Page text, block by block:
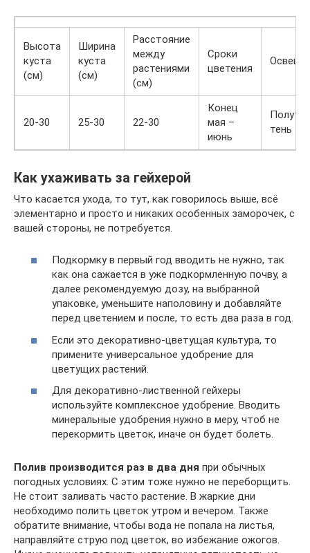
Высота
куста
(см)
Ширина
куста
(см)
Расстояние
между
растениями
(см)
Сроки
цветения
20-30 25-30 22-30
Конец
мая –
июнь
тень
Как ухаживать за гейхерой
Что касается ухода, то тут, как говорилось выше, всё
элементарно и просто и никаких особенных заморочек, с
вашей стороны, не потребуется.
Подкормку в первый год вводить не нужно, так
как она сажается в уже подкормленную почву, а
далее рекомендуемую дозу, на выбранной
упаковке, уменьшите наполовину и добавляйте
перед цветением и после, то есть два раза в год.
Если это декоративно-цветущая культура, то
примените универсальное удобрение для
цветущих растений.
Для декоративно-лиственной гейхеры
используйте комплексное удобрение. Вводить
минеральные удобрения нужно в меру, чтоб не
перекормить цветок, иначе он будет болеть.
Полив производится раз в два дня при обычных
погодных условиях. С этим тоже нужно не переборщить.
Не стоит заливать часто растение. В жаркие дни
необходимо полить цветок утром и вечером. Также
обратите внимание, чтобы вода не попала на листья,
направляйте струю под цветок, во избежание ожогов.